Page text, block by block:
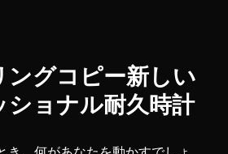
ングコピー新しい
ショナル耐久時計